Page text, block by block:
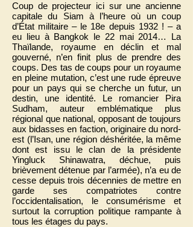
Coup de projecteur ici sur une ancienne
capitale du Siam à l’heure où un coup
d’État militaire – le 18e depuis 1932 ! – a
eu lieu à Bangkok le 22 mai 2014… La
Thaïlande, royaume en déclin et mal
gouverné, n’en finit plus de prendre des
coups. Des tas de coups pour un royaume
en pleine mutation, c’est une rude épreuve
pour un pays qui se cherche un futur, un
destin, une identité. Le romancier Pira
Sudham, auteur emblématique plus
régional que national, opposant de toujours
aux bidasses en faction, originaire du nord-
est (l’Isan, une région déshéritée, la même
dont est issu le clan de la présidente
Yingluck Shinawatra, déchue, puis
brièvement détenue par l’armée), n’a eu de
cesse depuis trois décennies de mettre en
garde ses compatriotes contre
l’occidentalisation, le consumérisme et
surtout la corruption politique rampante à
tous les étages du pays.